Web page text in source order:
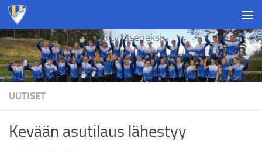
Skip to content
Liity jäseneksi
UUTISET
Kevään asutilaus lähestyy